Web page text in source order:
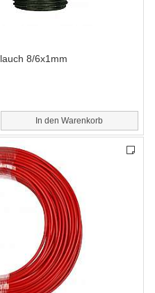
8/6x1mm
In den Warenkorb